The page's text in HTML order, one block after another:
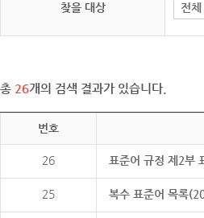
찾을 대상
총 26개의 검색 결과가 있습니다.
번호
26 표준어 규정 제2부
25 복수 표준어 목록